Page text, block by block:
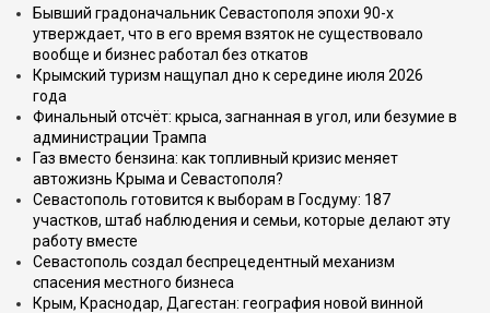
Бывший градоначальник Севастополя эпохи 90-х
утверждает, что в его время взяток не существовало
вообще и бизнес работал без откатов
Крымский туризм нащупал дно к середине июля 2026
года
Финальный отсчёт: крыса, загнанная в угол, или безумие в
администрации Трампа
Газ вместо бензина: как топливный кризис меняет
автожизнь Крыма и Севастополя?
Севастополь готовится к выборам в Госдуму: 187
участков, штаб наблюдения и семьи, которые делают эту
работу вместе
Севастополь создал беспрецедентный механизм
спасения местного бизнеса
Крым, Краснодар, Дагестан: география новой винной